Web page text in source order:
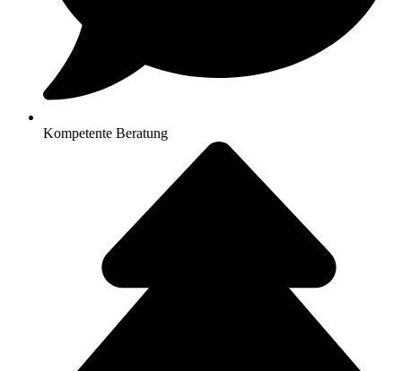
Kompetente Beratung